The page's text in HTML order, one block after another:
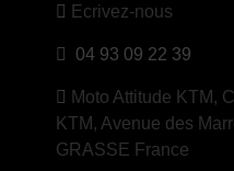
Ecrivez-nous
04 93 09 22 39
Moto Attitude KTM,
KTM, Avenue des
GRASSE France